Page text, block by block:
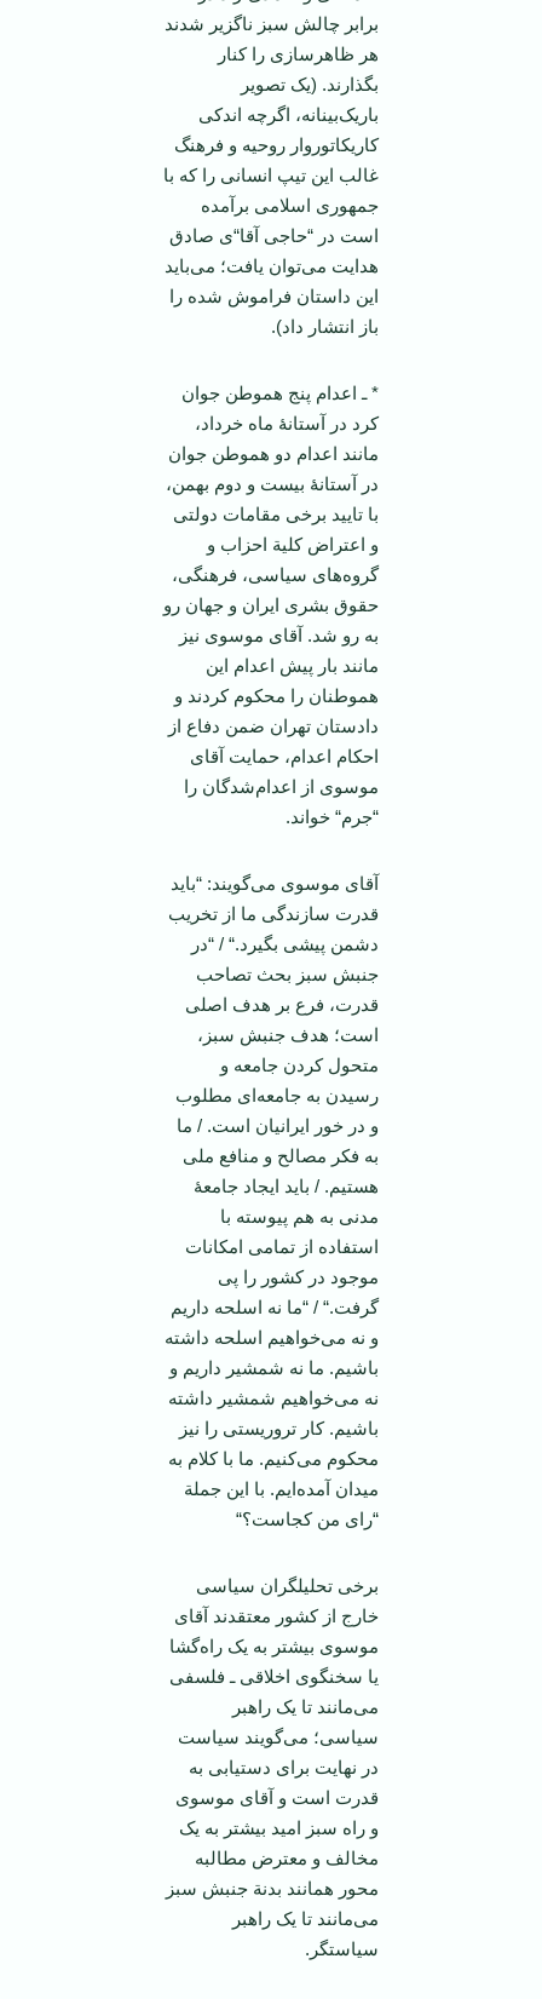
برابر چالش سبز ناگزیر شدند
هر ظاهر‌سازی را کنار
بگذارند. (یک تصویر
باریک‌بینانه، اگرچه اندکی
کاریکاتور‌وار روحیه و فرهنگ
غالب این تیپ انسانی را که با
جمهوری اسلامی بر‌آمده
است در “حاجی آقا“ی صادق
هدایت می‌توان یافت؛ می‌باید
این داستان فراموش شده را
باز انتشار داد).
* ـ اعدام پنج هموطن جوان
کرد در آستانۀ ماه خرداد،
مانند اعدام دو هموطن جوان
در آستانۀ بیست و دوم بهمن،
با تایید برخی مقامات دولتی
و اعتراض کلیة احزاب و
گروه‌های سیاسی، فرهنگی،
حقوق بشری ایران و جهان رو
به رو شد. آقای موسوی نیز
مانند بار پیش اعدام این
هموطنان را محکوم کردند و
دادستان تهران ضمن دفاع از
احکام اعدام، حمایت آقای
موسوی از اعدام‌شدگان را
“جرم“ خواند.
آقای موسوی می‌گویند: “باید
قدرت سازندگی ما از تخریب
دشمن پیشی بگیرد.“ / “در
جنبش سبز بحث تصاحب
قدرت، فرع بر هدف اصلی
است؛ هدف جنبش سبز،
متحول کردن جامعه و
رسیدن به جامعه‌ای مطلوب
و در خور ایرانیان است. / ما
به فکر مصالح و منافع ملی
هستیم. / باید ایجاد جامعۀ
مدنی به هم پیوسته با
استفاده از تمامی امکانات
موجود در کشور را پی
گرفت.“ / “ما نه اسلحه داریم
و نه می‌خواهیم اسلحه داشته
باشیم. ما نه شمشیر داریم و
نه می‌خواهیم شمشیر داشته
باشیم. کار تروریستی را نیز
محکوم می‌کنیم. ما با کلام به
میدان آمده‌ایم. با این جملة
“رای من کجاست؟“
برخی تحلیلگران سیاسی
خارج از کشور معتقدند آقای
موسوی بیشتر به یک راه‌گشا
یا سخنگوی اخلاقی ـ فلسفی
می‌مانند تا یک راهبر
سیاسی؛ می‌گویند سیاست
در ‌‌نهایت برای دستیابی به
قدرت است و آقای موسوی
و راه سبز امید بیشتر به یک
مخالف و معترض مطالبه
محور همانند بدنة جنبش سبز
می‌مانند تا یک راهبر
سیاستگر.